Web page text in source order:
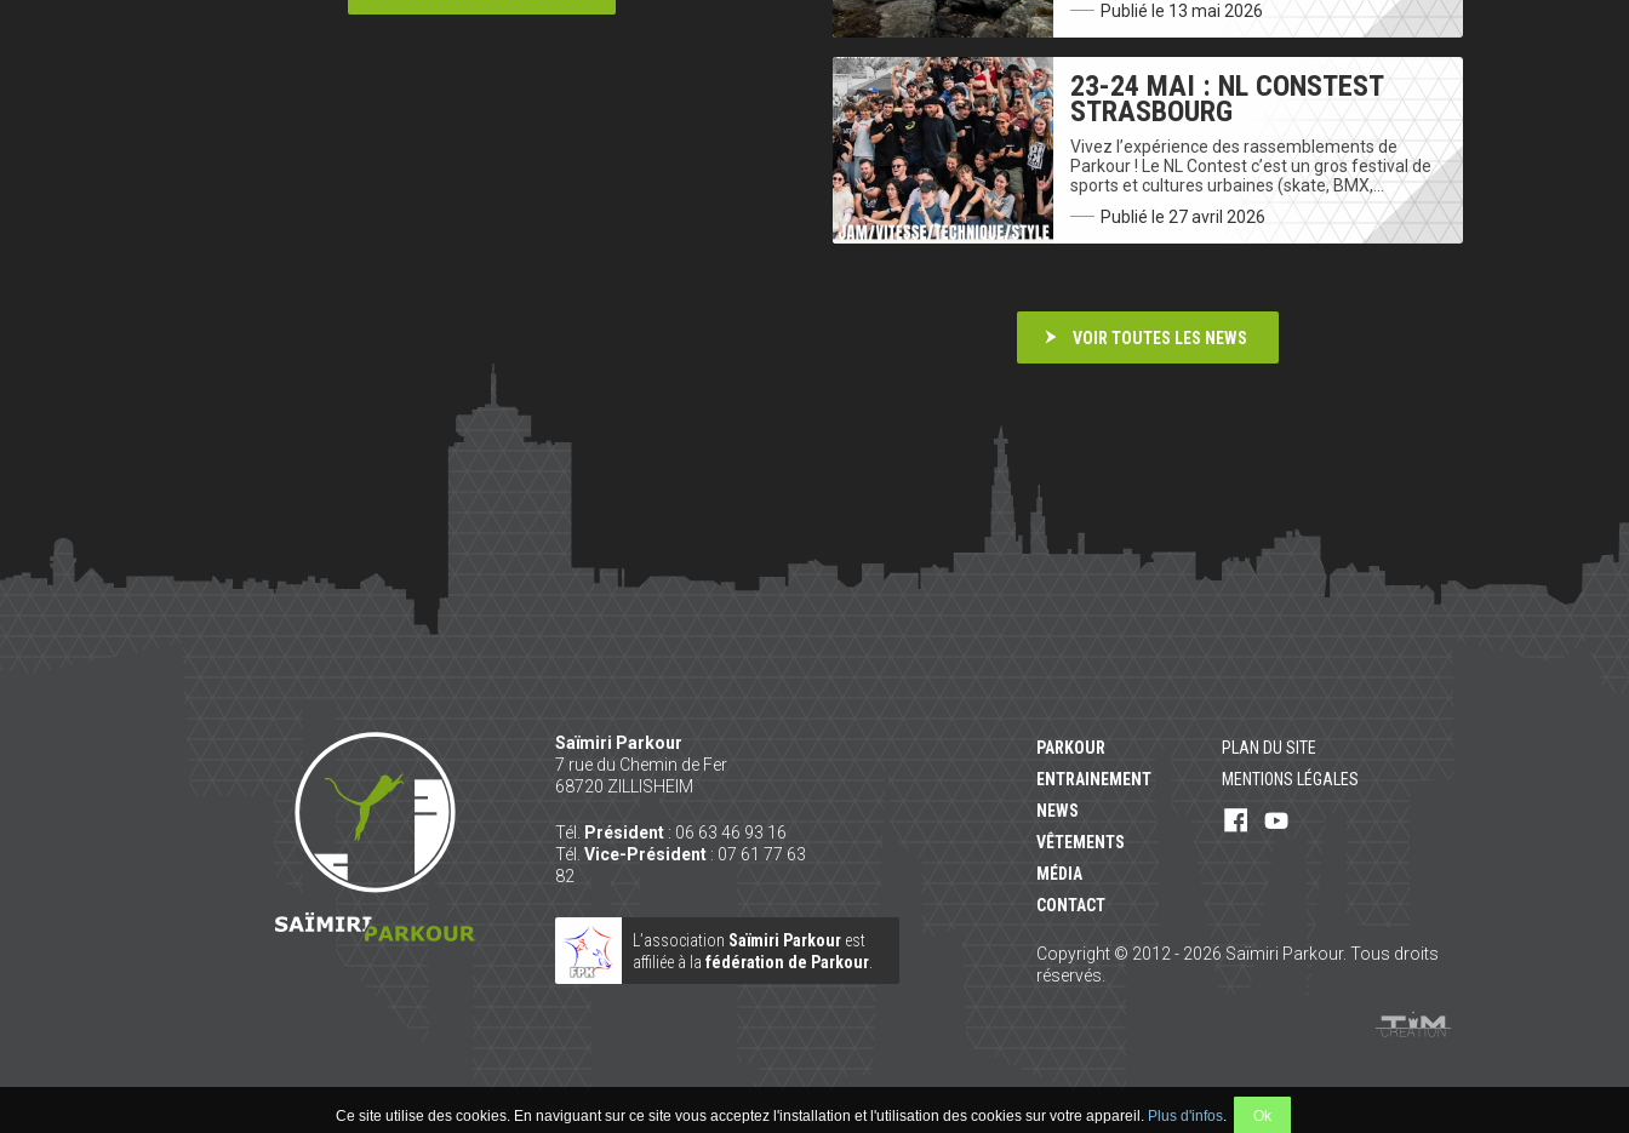
Ce site utilise des cookies. En naviguant sur ce site vous acceptez l'installation et l'utilisation des cookies sur votre appareil. Plus d'infos. Ok
Publié le 13 mai 2026
23-24 MAI : NL CONSTEST
STRASBOURG
Vivez l’expérience des rassemblements de
Parkour ! Le NL Contest c’est un gros festival de
sports et cultures urbaines (skate, BMX,…
Publié le 27 avril 2026
VOIR TOUTES LES NEWS
Parkour
Saïmiri Parkour
7 rue du Chemin de Fer
68720 ZILLISHEIM
Tél. Président: 06 63 46 93 16
Tél. Vice-Président: 07 61 77 63
82
L’association Saïmiri Parkour est
affiliée à lafédération de Parkour
PARKOUR
ENTRAINEMENT
NEWS
VÊTEMENTS
MÉDIA
CONTACT
PLAN DU SITE
MENTIONS LÉGALES
Rejoignez-
Copyright © 2012 - 2026 Saïmiri Parkour. Tous droits
réservés.